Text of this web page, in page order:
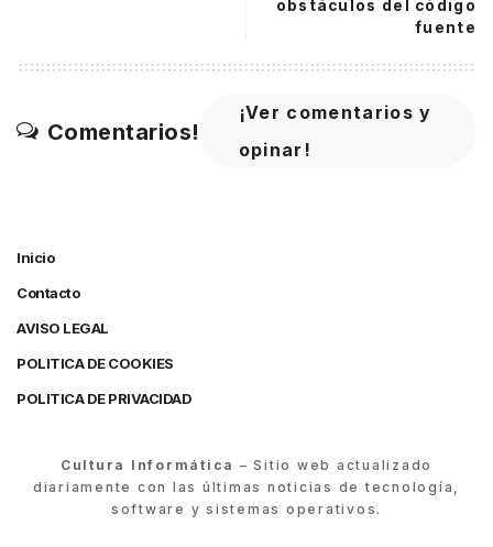
obstáculos del código
fuente
Comentarios!
¡Ver comentarios y
opinar!
Inicio
Contacto
AVISO LEGAL
POLITICA DE COOKIES
POLITICA DE PRIVACIDAD
Cultura Informática – Sitio web actualizado
diariamente con las últimas noticias de tecnología,
software y sistemas operativos.